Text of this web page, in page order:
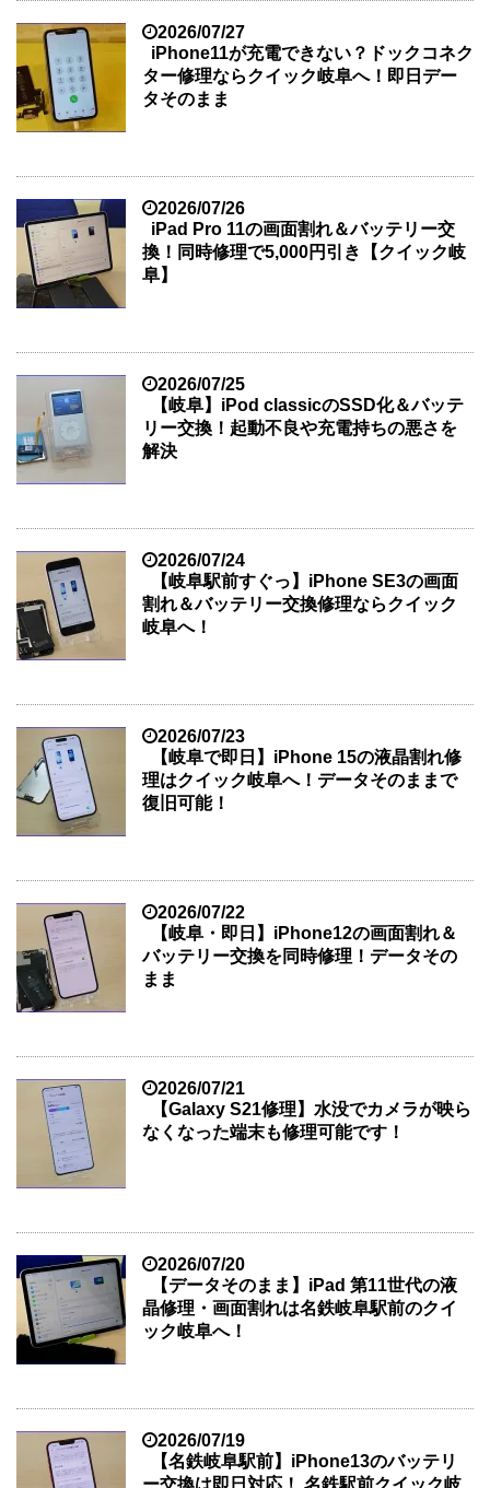
2026/07/27
iPhone11が充電できない？ドックコネク
ター修理ならクイック岐阜へ！即日デー
タそのまま
2026/07/26
iPad Pro 11の画面割れ＆バッテリー交
換！同時修理で5,000円引き【クイック岐
阜】
2026/07/25
【岐阜】iPod classicのSSD化＆バッテ
リー交換！起動不良や充電持ちの悪さを
解決
2026/07/24
【岐阜駅前すぐっ】iPhone SE3の画面
割れ＆バッテリー交換修理ならクイック
岐阜へ！
2026/07/23
【岐阜で即日】iPhone 15の液晶割れ修
理はクイック岐阜へ！データそのままで
復旧可能！
2026/07/22
【岐阜・即日】iPhone12の画面割れ＆
バッテリー交換を同時修理！データその
まま
2026/07/21
【Galaxy S21修理】水没でカメラが映ら
なくなった端末も修理可能です！
2026/07/20
【データそのまま】iPad 第11世代の液
晶修理・画面割れは名鉄岐阜駅前のクイ
ック岐阜へ！
2026/07/19
【名鉄岐阜駅前】iPhone13のバッテリ
ー交換は即日対応！ 名鉄駅前クイック岐